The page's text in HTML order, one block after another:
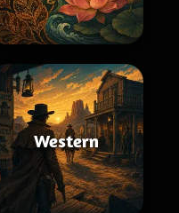
Western